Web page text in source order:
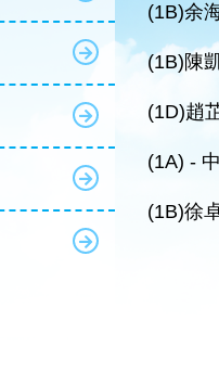
(1B)余
(1B)陳
(1D)趙
(1A) -
(1B)徐